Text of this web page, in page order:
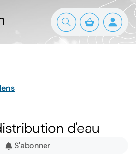
d'eau
S'abonner